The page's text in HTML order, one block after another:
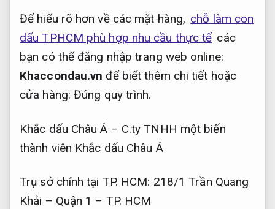
Để hiểu rõ hơn về các mặt hàng, chỗ làm con
dấu TPHCM phù hợp nhu cầu thực tế các
bạn có thể đăng nhập trang web online:
Khaccondau.vn để biết thêm chi tiết hoặc
cửa hàng: Đúng quy trình.
Khắc dấu Châu Á – C.ty TNHH một biến
thành viên Khắc dấu Châu Á
Trụ sở chính tại TP. HCM: 218/1 Trần Quang
Khải – Quận 1 – TP. HCM